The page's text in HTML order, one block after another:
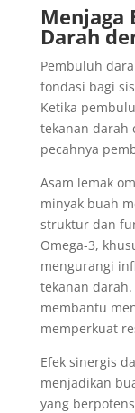
Menjaga
Darah
Pembuluh
fondasi bagi
Ketika
tekanan darah
pecahnya
Asam lemak
minyak buah
struktur dan
Omega-3,
mengurangi
tekanan
membantu
memperkuat
Efek sinergis
menjadikan
yang